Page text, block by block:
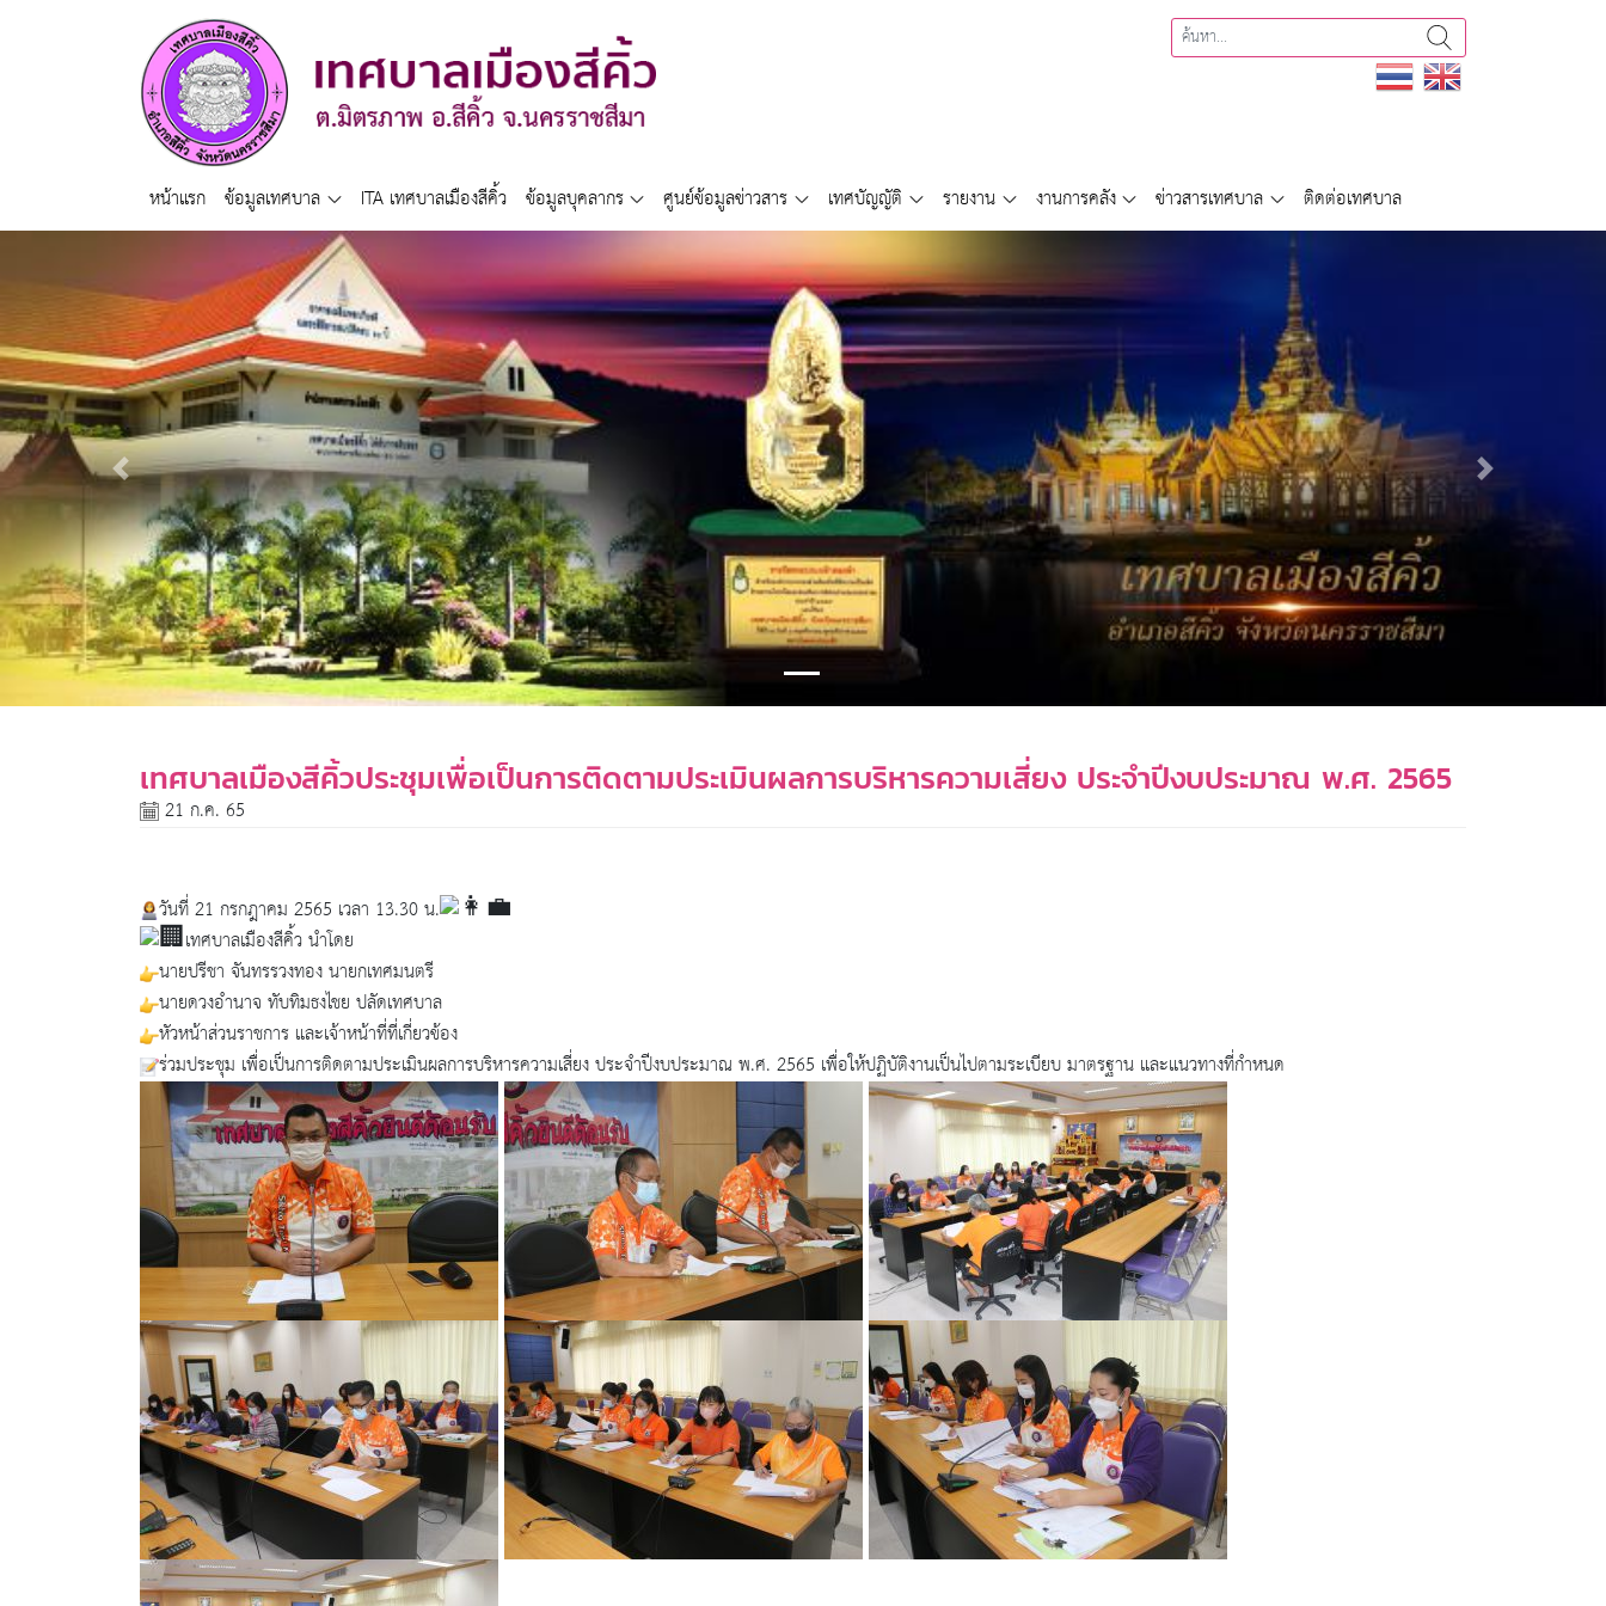
หน้าแรก ข้อมูลเทศบาล ITA เทศบาลเมืองสีคิ้ว ข้อมูลบุคลากร ศูนย์ข้อมูลข่าวสาร เทศบัญญัติ รายงาน งานการคลัง ข่าวสารเทศบาล ติดต่อเทศบาล
Previous Next
เทศบาลเมืองสีคิ้วประชุมเพื่อเป็นการติดตามประเมินผลการบริหารความเสี่ยง ประจำปีงบประมาณ พ.ศ. 2565
21 ก.ค. 65
วันที่ 21 กรกฎาคม 2565 เวลา 13.30 น.
เทศบาลเมืองสีคิ้ว นำโดย
นายปรีชา จันทรรวงทอง นายกเทศมนตรี
นายดวงอำนาจ ทับทิมธงไชย ปลัดเทศบาล
หัวหน้าส่วนราชการ และเจ้าหน้าที่ที่เกี่ยวข้อง
ร่วมประชุม เพื่อเป็นการติดตามประเมินผลการบริหารความเสี่ยง ประจำปีงบประมาณ พ.ศ. 2565 เพื่อให้ปฏิบัติงานเป็นไปตามระเบียบ มาตรฐาน และแนวทางที่กำหนด